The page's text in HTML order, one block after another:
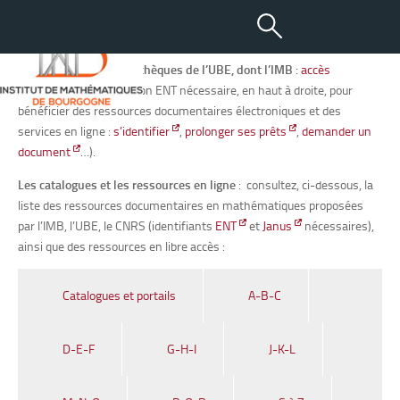
Ressources documentaires
Le catalogue des bibliothèques de l’UBE, dont l’IMB : accès
catalogue (identification ENT nécessaire, en haut à droite, pour
bénéficier des ressources documentaires électroniques et des
services en ligne : s’identifier , prolonger ses prêts , demander un
document
…).
Les catalogues et les ressources en ligne : consultez, ci-dessous, la
liste des ressources documentaires en mathématiques proposées
par l’IMB, l’UBE, le CNRS (identifiants ENT et Janus
nécessaires),
ainsi que des ressources en libre accès :
Catalogues et portails A-B-C
D-E-F G-H-I J-K-L